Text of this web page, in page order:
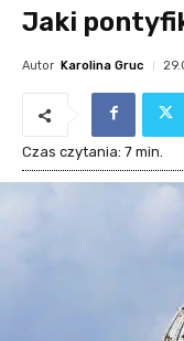
Jaki
Autor Karolina Gruc
Czas czytania: 7 min.